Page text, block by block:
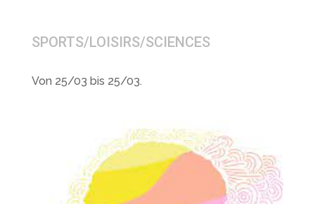
SPORTS/LOISIRS/SCIENCES
Von 25/03 bis 25/03.